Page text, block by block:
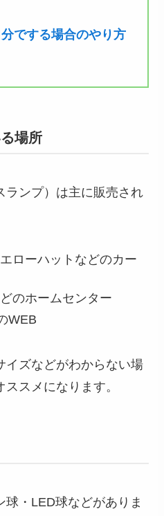
でする場合のやり方
場所
ランプ）は主に販売され
ローハットなどのカー
のホームセンター
WEB
イズなどがわからない場
スメになります。
・LED球などがありま